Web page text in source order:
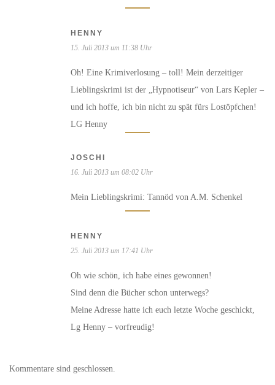
HENNY
15. Juli 2013 um 11:38 Uhr
Oh! Eine Krimiverlosung – toll! Mein derzeitiger
Lieblingskrimi ist der „Hypnotiseur“ von Lars Kepler –
und ich hoffe, ich bin nicht zu spät fürs Lostöpfchen!
LG Henny
JOSCHI
16. Juli 2013 um 08:02 Uhr
Mein Lieblingskrimi: Tannöd von A.M. Schenkel
HENNY
25. Juli 2013 um 17:41 Uhr
Oh wie schön, ich habe eines gewonnen!
Sind denn die Bücher schon unterwegs?
Meine Adresse hatte ich euch letzte Woche geschickt,
Lg Henny – vorfreudig!
Kommentare sind geschlossen.